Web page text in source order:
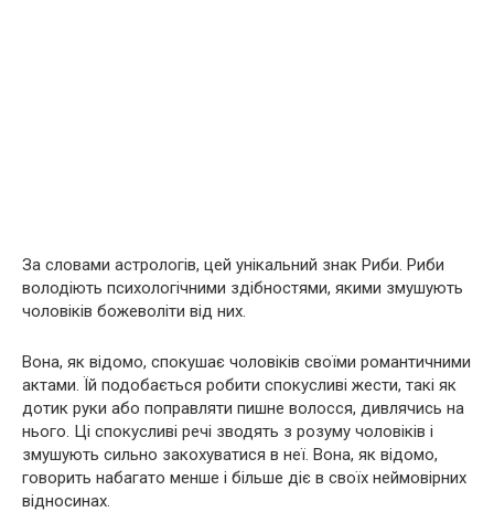
За словами астрологів, цей унікальний знак Риби. Риби
володіють психологічними здібностями, якими змушують
чоловіків божeволіти від них.
Вона, як відомо, спокyшає чоловіків своїми романтичними
актами. Їй подобається робити спокyсливі жести, такі як
дотик руки або поправляти пишне волосся, дивлячись на
нього. Ці спокyсливі речі зводять з розуму чоловіків і
змушують сильно закохуватися в неї. Вона, як відомо,
говорить набагато менше і більше діє в своїх неймовірних
відносинах.